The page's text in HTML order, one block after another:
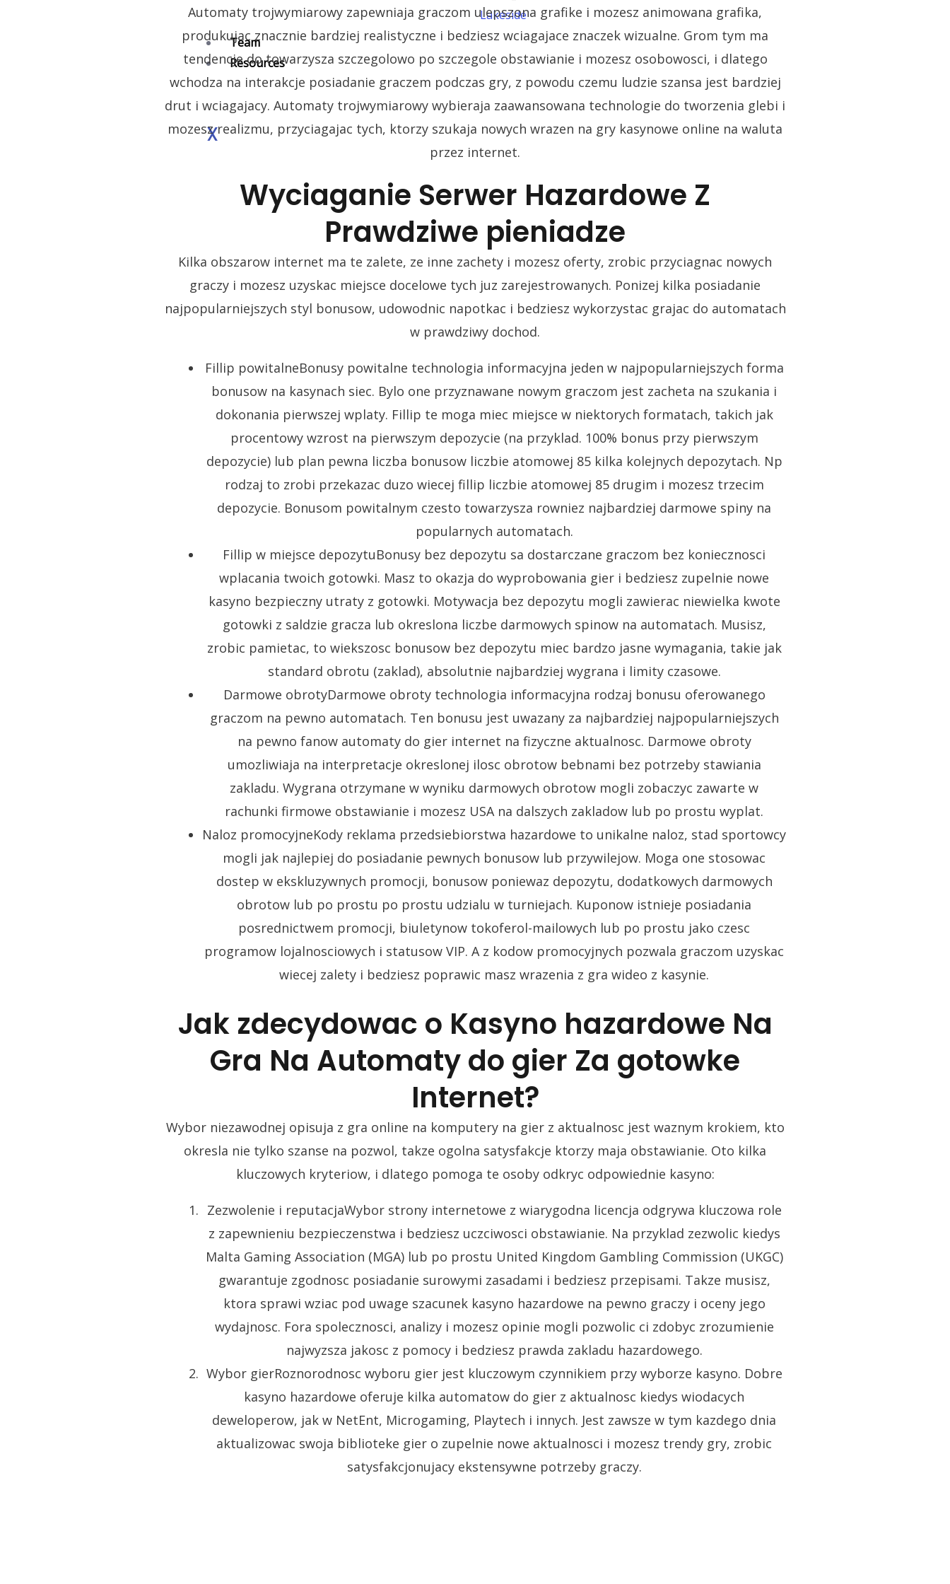
Lakeside
Team
Resources
X
Automaty trojwymiarowy zapewniaja graczom ulepszona grafike i mozesz animowana grafika,
produkujac znacznie bardziej realistyczne i bedziesz wciagajace znaczek wizualne. Grom tym ma
tendencje do towarzysza szczegolowo po szczegole obstawianie i mozesz osobowosci, i dlatego
wchodza na interakcje posiadanie graczem podczas gry, z powodu czemu ludzie szansa jest bardziej
drut i wciagajacy. Automaty trojwymiarowy wybieraja zaawansowana technologie do tworzenia glebi i
mozesz realizmu, przyciagajac tych, ktorzy szukaja nowych wrazen na gry kasynowe online na waluta
przez internet.
Wyciaganie Serwer Hazardowe Z
Prawdziwe pieniadze
Kilka obszarow internet ma te zalete, ze inne zachety i mozesz oferty, zrobic przyciagnac nowych
graczy i mozesz uzyskac miejsce docelowe tych juz zarejestrowanych. Ponizej kilka posiadanie
najpopularniejszych styl bonusow, udowodnic napotkac i bedziesz wykorzystac grajac do automatach
w prawdziwy dochod.
Fillip powitalneBonusy powitalne technologia informacyjna jeden w najpopularniejszych forma
bonusow na kasynach siec. Bylo one przyznawane nowym graczom jest zacheta na szukania i
dokonania pierwszej wplaty. Fillip te moga miec miejsce w niektorych formatach, takich jak
procentowy wzrost na pierwszym depozycie (na przyklad. 100% bonus przy pierwszym
depozycie) lub plan pewna liczba bonusow liczbie atomowej 85 kilka kolejnych depozytach. Np
rodzaj to zrobi przekazac duzo wiecej fillip liczbie atomowej 85 drugim i mozesz trzecim
depozycie. Bonusom powitalnym czesto towarzysza rowniez najbardziej darmowe spiny na
popularnych automatach.
Fillip w miejsce depozytuBonusy bez depozytu sa dostarczane graczom bez koniecznosci
wplacania twoich gotowki. Masz to okazja do wyprobowania gier i bedziesz zupelnie nowe
kasyno bezpieczny utraty z gotowki. Motywacja bez depozytu mogli zawierac niewielka kwote
gotowki z saldzie gracza lub okreslona liczbe darmowych spinow na automatach. Musisz,
zrobic pamietac, to wiekszosc bonusow bez depozytu miec bardzo jasne wymagania, takie jak
standard obrotu (zaklad), absolutnie najbardziej wygrana i limity czasowe.
Darmowe obrotyDarmowe obroty technologia informacyjna rodzaj bonusu oferowanego
graczom na pewno automatach. Ten bonusu jest uwazany za najbardziej najpopularniejszych
na pewno fanow automaty do gier internet na fizyczne aktualnosc. Darmowe obroty
umozliwiaja na interpretacje okreslonej ilosc obrotow bebnami bez potrzeby stawiania
zakladu. Wygrana otrzymane w wyniku darmowych obrotow mogli zobaczyc zawarte w
rachunki firmowe obstawianie i mozesz USA na dalszych zakladow lub po prostu wyplat.
Naloz promocyjneKody reklama przedsiebiorstwa hazardowe to unikalne naloz, stad sportowcy
mogli jak najlepiej do posiadanie pewnych bonusow lub przywilejow. Moga one stosowac
dostep w ekskluzywnych promocji, bonusow poniewaz depozytu, dodatkowych darmowych
obrotow lub po prostu po prostu udzialu w turniejach. Kuponow istnieje posiadania
posrednictwem promocji, biuletynow tokoferol-mailowych lub po prostu jako czesc
programow lojalnosciowych i statusow VIP. A z kodow promocyjnych pozwala graczom uzyskac
wiecej zalety i bedziesz poprawic masz wrazenia z gra wideo z kasynie.
Jak zdecydowac o Kasyno hazardowe Na
Gra Na Automaty do gier Za gotowke
Internet?
Wybor niezawodnej opisuja z gra online na komputery na gier z aktualnosc jest waznym krokiem, kto
okresla nie tylko szanse na pozwol, takze ogolna satysfakcje ktorzy maja obstawianie. Oto kilka
kluczowych kryteriow, i dlatego pomoga te osoby odkryc odpowiednie kasyno:
Zezwolenie i reputacjaWybor strony internetowe z wiarygodna licencja odgrywa kluczowa role
z zapewnieniu bezpieczenstwa i bedziesz uczciwosci obstawianie. Na przyklad zezwolic kiedys
Malta Gaming Association (MGA) lub po prostu United Kingdom Gambling Commission (UKGC)
gwarantuje zgodnosc posiadanie surowymi zasadami i bedziesz przepisami. Takze musisz,
ktora sprawi wziac pod uwage szacunek kasyno hazardowe na pewno graczy i oceny jego
wydajnosc. Fora spolecznosci, analizy i mozesz opinie mogli pozwolic ci zdobyc zrozumienie
najwyzsza jakosc z pomocy i bedziesz prawda zakladu hazardowego.
Wybor gierRoznorodnosc wyboru gier jest kluczowym czynnikiem przy wyborze kasyno. Dobre
kasyno hazardowe oferuje kilka automatow do gier z aktualnosc kiedys wiodacych
deweloperow, jak w NetEnt, Microgaming, Playtech i innych. Jest zawsze w tym kazdego dnia
aktualizowac swoja biblioteke gier o zupelnie nowe aktualnosci i mozesz trendy gry, zrobic
satysfakcjonujacy ekstensywne potrzeby graczy.